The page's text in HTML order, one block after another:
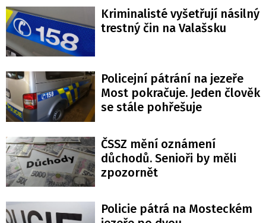
Kriminalisté vyšetřují násilný
trestný čin na Valašsku
Policejní pátrání na jezeře
Most pokračuje. Jeden člověk
se stále pohřešuje
ČSSZ mění oznámení
důchodů. Senioři by měli
zpozornět
Policie pátrá na Mosteckém